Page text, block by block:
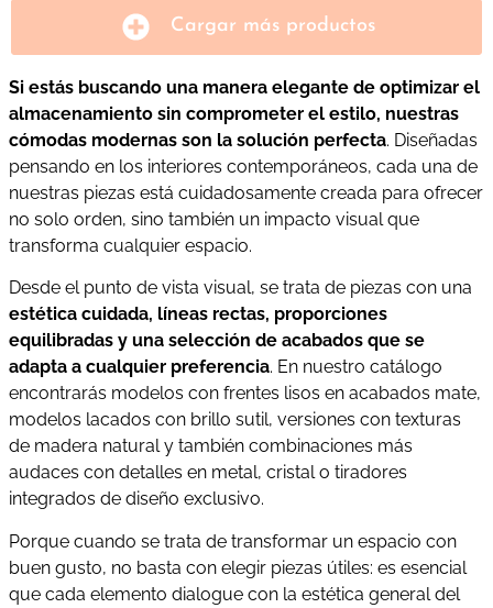
Cargar más productos
Si estás buscando una manera elegante de optimizar el
almacenamiento sin comprometer el estilo, nuestras
cómodas modernas son la solución perfecta. Diseñadas
pensando en los interiores contemporáneos, cada una de
nuestras piezas está cuidadosamente creada para ofrecer
no solo orden, sino también un impacto visual que
transforma cualquier espacio.
Desde el punto de vista visual, se trata de piezas con una
estética cuidada, líneas rectas, proporciones
equilibradas y una selección de acabados que se
adapta a cualquier preferencia. En nuestro catálogo
encontrarás modelos con frentes lisos en acabados mate,
modelos lacados con brillo sutil, versiones con texturas
de madera natural y también combinaciones más
audaces con detalles en metal, cristal o tiradores
integrados de diseño exclusivo.
Porque cuando se trata de transformar un espacio con
buen gusto, no basta con elegir piezas útiles: es esencial
que cada elemento dialogue con la estética general del